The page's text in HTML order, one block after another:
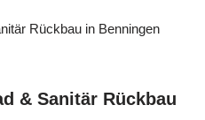
& Sanitär Rückbau